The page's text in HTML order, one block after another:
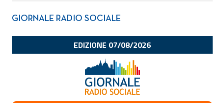
GIORNALE RADIO SOCIALE